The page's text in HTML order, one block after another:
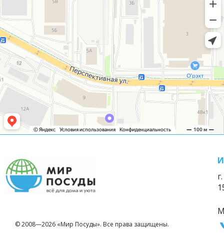
© 2008—2026 «Мир Посуды». Все права защищены.